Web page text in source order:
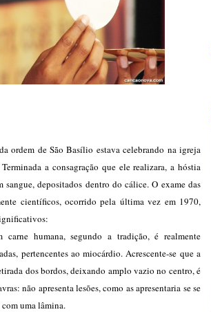
ordem de São Basílio estava celebrando na igreja
a consagração que ele realizara, a hóstia
sangue, depositados dentro do cálice. O exame das
científicos, ocorrido pela última vez em 1970,
humana, segundo a tradição, é realmente
pertencentes ao miocárdio. Acrescente-se que a
dos bordos, deixando amplo vazio no centro, é
não apresenta lesões, como as apresentaria se se
com uma lâmina.